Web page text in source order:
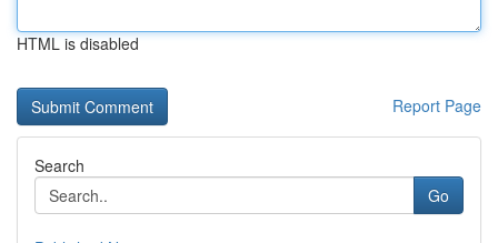
HTML is disabled
Report Page
Search
Go